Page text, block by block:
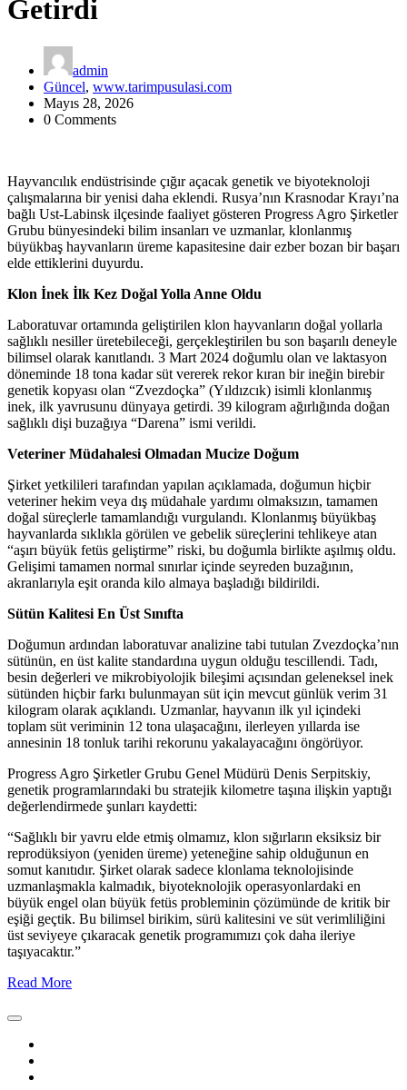
Getirdi
admin
Güncel, www.tarimpusulasi.com
Mayıs 28, 2026
0 Comments
Hayvancılık endüstrisinde çığır açacak genetik ve biyoteknoloji
çalışmalarına bir yenisi daha eklendi. Rusya’nın Krasnodar Krayı’na
bağlı Ust-Labinsk ilçesinde faaliyet gösteren Progress Agro Şirketler
Grubu bünyesindeki bilim insanları ve uzmanlar, klonlanmış
büyükbaş hayvanların üreme kapasitesine dair ezber bozan bir başarı
elde ettiklerini duyurdu.
Klon İnek İlk Kez Doğal Yolla Anne Oldu
Laboratuvar ortamında geliştirilen klon hayvanların doğal yollarla
sağlıklı nesiller üretebileceği, gerçekleştirilen bu son başarılı deneyle
bilimsel olarak kanıtlandı. 3 Mart 2024 doğumlu olan ve laktasyon
döneminde 18 tona kadar süt vererek rekor kıran bir ineğin birebir
genetik kopyası olan “Zvezdoçka” (Yıldızcık) isimli klonlanmış
inek, ilk yavrusunu dünyaya getirdi. 39 kilogram ağırlığında doğan
sağlıklı dişi buzağıya “Darena” ismi verildi.
Veteriner Müdahalesi Olmadan Mucize Doğum
Şirket yetkilileri tarafından yapılan açıklamada, doğumun hiçbir
veteriner hekim veya dış müdahale yardımı olmaksızın, tamamen
doğal süreçlerle tamamlandığı vurgulandı. Klonlanmış büyükbaş
hayvanlarda sıklıkla görülen ve gebelik süreçlerini tehlikeye atan
“aşırı büyük fetüs geliştirme” riski, bu doğumla birlikte aşılmış oldu.
Gelişimi tamamen normal sınırlar içinde seyreden buzağının,
akranlarıyla eşit oranda kilo almaya başladığı bildirildi.
Sütün Kalitesi En Üst Sınıfta
Doğumun ardından laboratuvar analizine tabi tutulan Zvezdoçka’nın
sütünün, en üst kalite standardına uygun olduğu tescillendi. Tadı,
besin değerleri ve mikrobiyolojik bileşimi açısından geleneksel inek
sütünden hiçbir farkı bulunmayan süt için mevcut günlük verim 31
kilogram olarak açıklandı. Uzmanlar, hayvanın ilk yıl içindeki
toplam süt veriminin 12 tona ulaşacağını, ilerleyen yıllarda ise
annesinin 18 tonluk tarihi rekorunu yakalayacağını öngörüyor.
Progress Agro Şirketler Grubu Genel Müdürü Denis Serpitskiy,
genetik programlarındaki bu stratejik kilometre taşına ilişkin yaptığı
değerlendirmede şunları kaydetti:
“Sağlıklı bir yavru elde etmiş olmamız, klon sığırların eksiksiz bir
reprodüksiyon (yeniden üreme) yeteneğine sahip olduğunun en
somut kanıtıdır. Şirket olarak sadece klonlama teknolojisinde
uzmanlaşmakla kalmadık, biyoteknolojik operasyonlardaki en
büyük engel olan büyük fetüs probleminin çözümünde de kritik bir
eşiği geçtik. Bu bilimsel birikim, sürü kalitesini ve süt verimliliğini
üst seviyeye çıkaracak genetik programımızı çok daha ileriye
taşıyacaktır.”
Read More